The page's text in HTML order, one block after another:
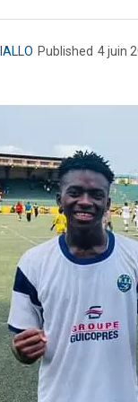
Published 4 juin